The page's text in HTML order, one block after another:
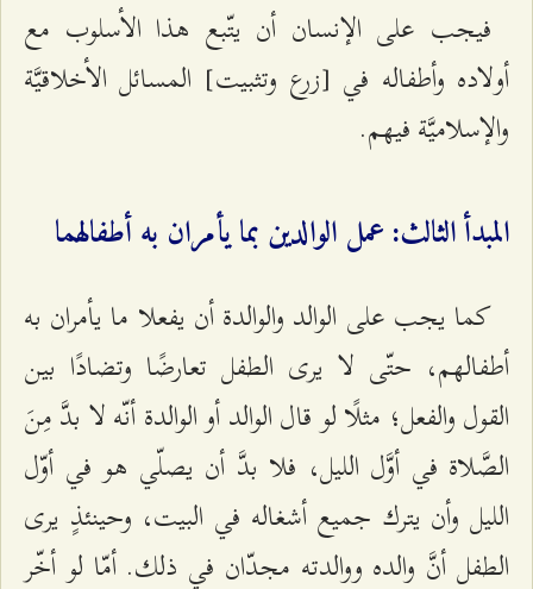
فيجب على الإنسان أن يتّبع هذا الأسلوب مع
أولاده وأطفاله في [زرع وتثبيت] المسائل الأخلاقيَّة
والإسلاميَّة فيهم.
المبدأ الثالث: عمل الوالدين بما يأمران به أطفالهما
كما يجب على الوالد والوالدة أن يفعلا ما يأمران به
أطفالهم، حتّى لا يرى الطفل تعارضًا وتضادًا بين
القول والفعل؛ مثلًا لو قال الوالد أو الوالدة أنّه لا بدَّ مِنَ
الصَّلاة في أوَّل الليل، فلا بدَّ أن يصلّي هو في أوّل
الليل وأن يترك جميع أشغاله في البيت، وحينئذٍ يرى
الطفل أنَّ والده ووالدته مجدّان في ذلك. أمّا لو أخّر